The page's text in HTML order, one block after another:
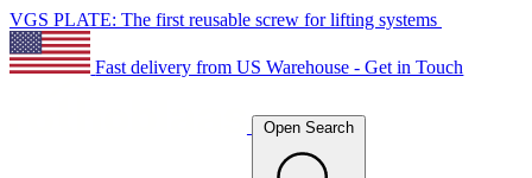
VGS PLATE: The first reusable screw for lifting systems
Fast delivery from US Warehouse - Get in Touch
Open Search